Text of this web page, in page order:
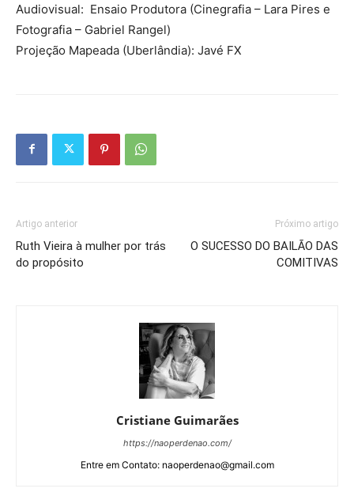
Audiovisual: Ensaio Produtora (Cinegrafia – Lara Pires e
Fotografia – Gabriel Rangel)
Projeção Mapeada (Uberlândia): Javé FX
Artigo anterior
Ruth Vieira à mulher por trás
do propósito
Próximo artigo
O SUCESSO DO BAILÃO DAS
COMITIVAS
Cristiane Guimarães
https://naoperdenao.com/
Entre em Contato: naoperdenao@gmail.com